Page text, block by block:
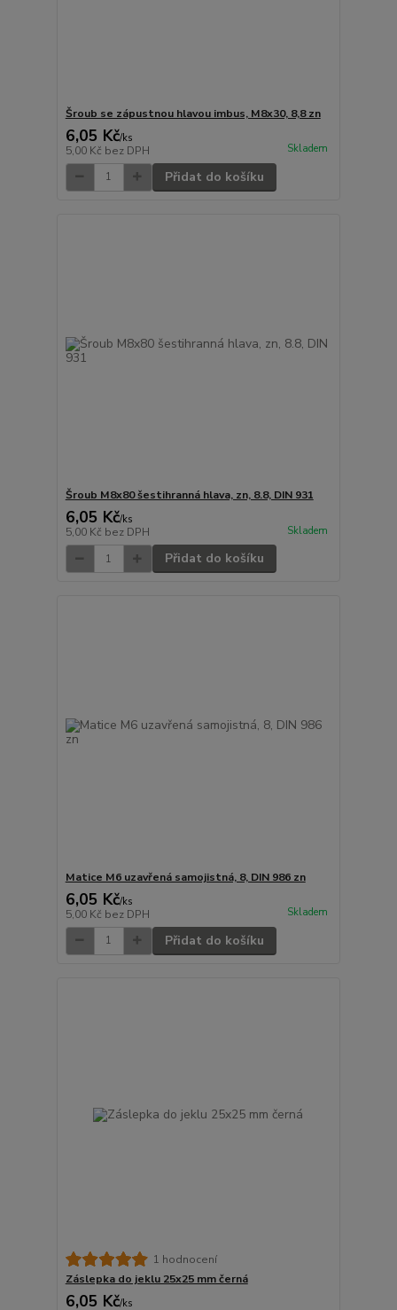
Šroub se zápustnou hlavou imbus, M8x30, 8,8 zn
6,05 Kč/ks
5,00 Kč bez DPH Skladem
Přidat do košíku
Šroub M8x80 šestihranná hlava, zn, 8.8, DIN 931
6,05 Kč/ks
5,00 Kč bez DPH Skladem
Přidat do košíku
Matice M6 uzavřená samojistná, 8, DIN 986 zn
6,05 Kč/ks
5,00 Kč bez DPH Skladem
Přidat do košíku
1 hodnocení
Záslepka do jeklu 25x25 mm černá
6,05 Kč/ks